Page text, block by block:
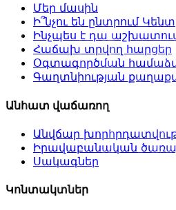
Մեր մասին
Ի՞նչու են ընտրում
Ինչպես է դա
Հաճախ տրվող հարցեր
Օգտագործման
Գաղտնիության
Անհատ վաճառող
Անվճար
Իրավաբանական
Սակագներ
Կոնտակտներ